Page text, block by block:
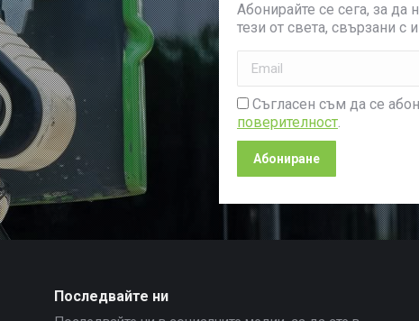
Абонирайте се сега, за да
тези от света, свързани с
Съгласен съм да се
поверителност.
Последвайте ни